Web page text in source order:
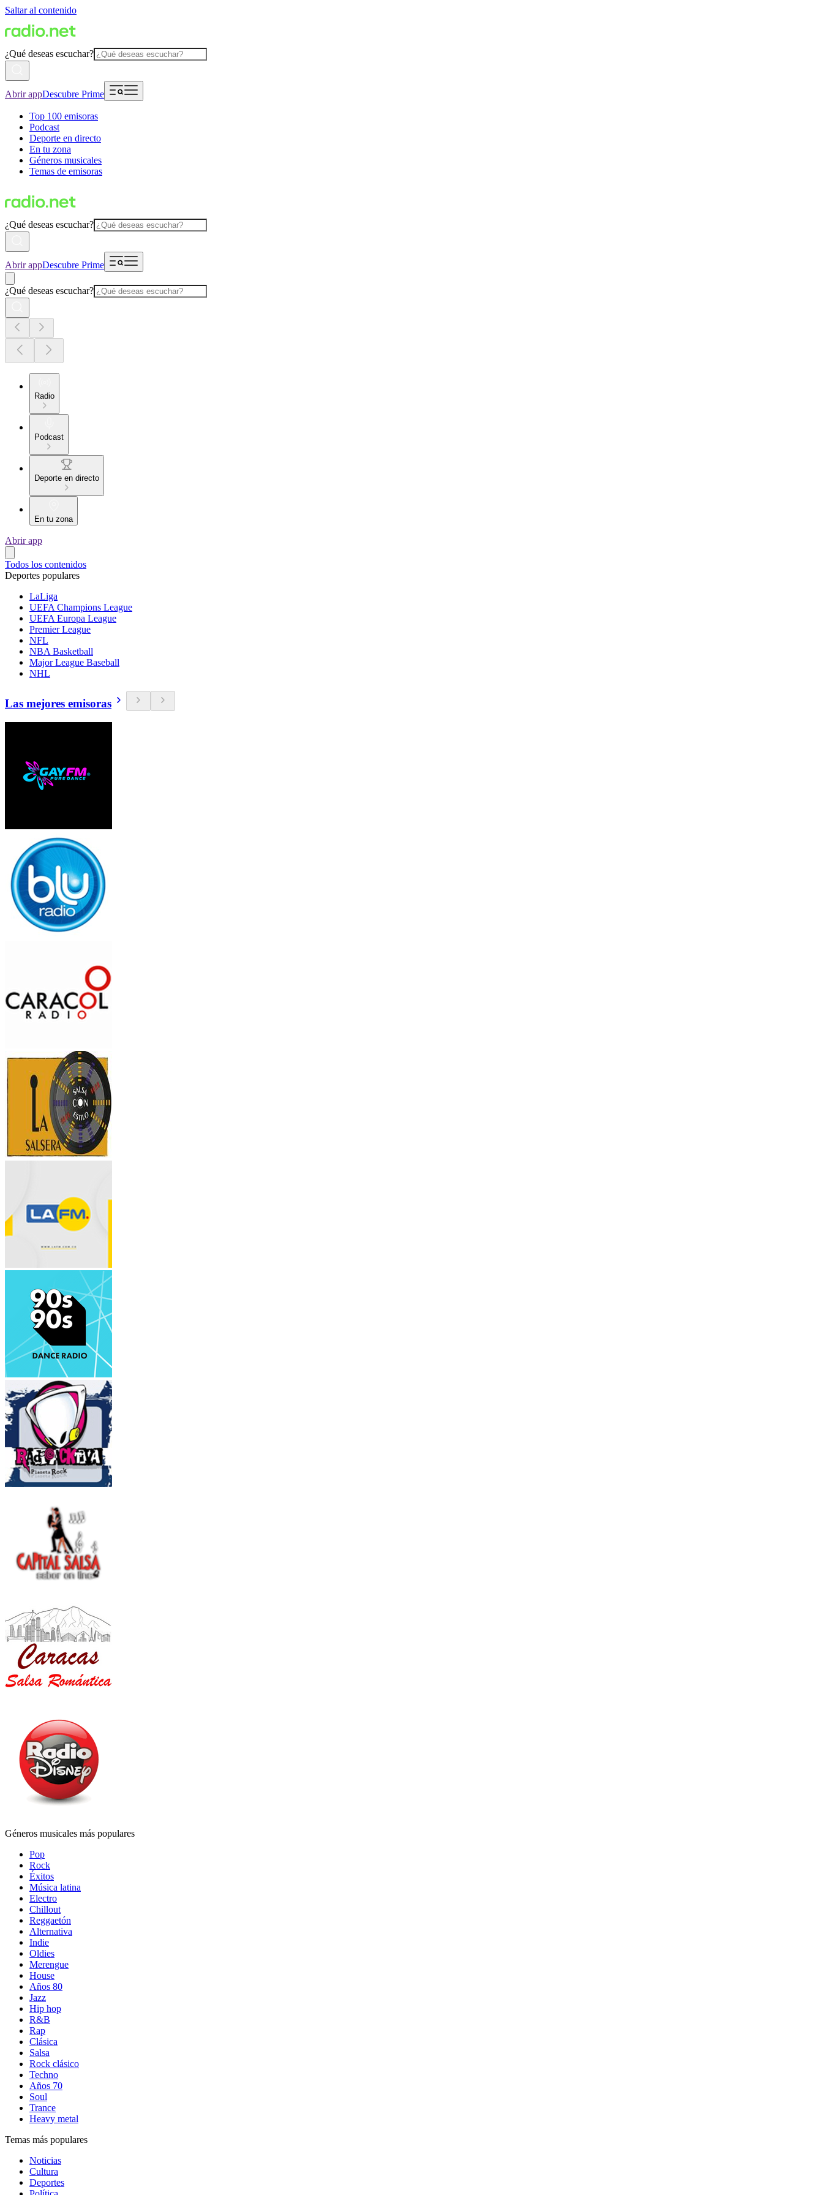
Saltar al contenido
¿Qué deseas escuchar?
Abrir appDescubre Prime
Top 100 emisoras
Podcast
Deporte en directo
En tu zona
Géneros musicales
Temas de emisoras
¿Qué deseas escuchar?
Abrir appDescubre Prime
¿Qué deseas escuchar?
Radio
Podcast
Deporte en directo
En tu zona
Abrir app
Todos los contenidos
Deportes populares
LaLiga
UEFA Champions League
UEFA Europa League
Premier League
NFL
NBA Basketball
Major League Baseball
NHL
Las mejores emisoras
Géneros musicales más populares
Pop
Rock
Éxitos
Música latina
Electro
Chillout
Reggaetón
Alternativa
Indie
Oldies
Merengue
House
Años 80
Jazz
Hip hop
R&B
Rap
Clásica
Salsa
Rock clásico
Techno
Años 70
Soul
Trance
Heavy metal
Temas más populares
Noticias
Cultura
Deportes